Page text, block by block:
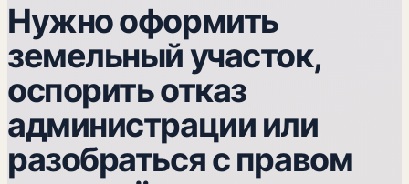
Нужно оформить
земельный участок,
оспорить отказ
администрации или
разобраться с правом